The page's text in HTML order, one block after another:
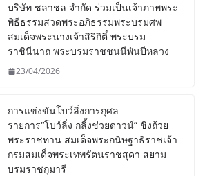
บริษัท ชลาชล จำกัด ร่วมเป็นเจ้าภาพพระ
พิธีธรรมสวดพระอภิธรรมพระบรมศพ
สมเด็จพระนางเจ้าสิริกิติ์ พระบรม
ราชินีนาถ พระบรมราชชนนีพันปีหลวง
23/04/2026
การแข่งขันโบว์ลิ่งการกุศล
รายการ“โบว์ลิ่ง กลิ้งช่วยดาวน์” ชิงถ้วย
พระราชทาน สมเด็จพระกนิษฐาธิราชเจ้า
กรมสมเด็จพระเทพรัตนราชสุดา สยาม
บรมราชกุมารี